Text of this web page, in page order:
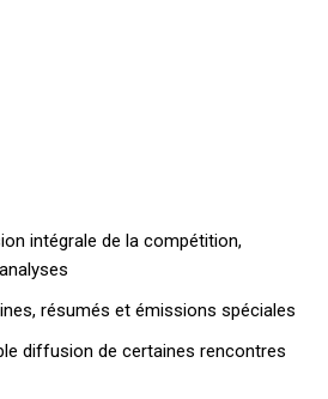
intégrale de la compétition,
résumés et émissions spéciales
diffusion de certaines rencontres